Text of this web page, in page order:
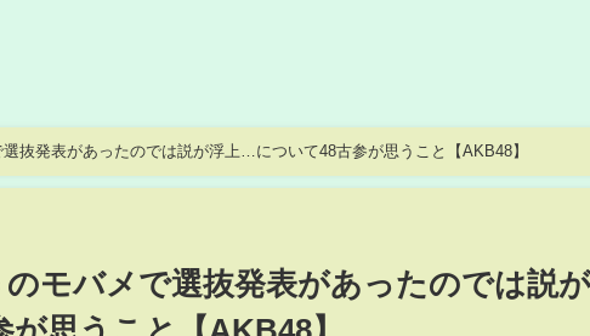
選抜発表があったのでは説が浮上…について48古参が思うこと【AKB48】
のモバメで選抜発表があったのでは説
思うこと【AKB48】